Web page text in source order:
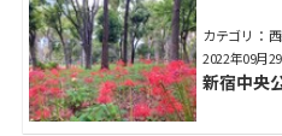
カテゴリ：
新宿中央
2022年09月